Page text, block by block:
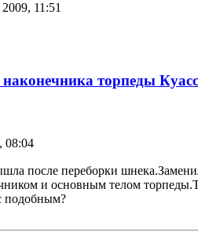
11:51
торпеды
08:04
после переборки
и основным телом
подобным?